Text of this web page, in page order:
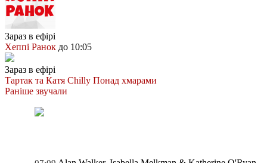
Зараз в ефірі
Хеппі Ранок до 10:05
Зараз в ефірі
Тартак та Катя Chilly Понад хмарами
Раніше звучали